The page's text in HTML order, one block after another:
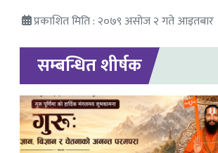
प्रकाशित मिति : २०७९ असोज २ गते आइतबार
सम्बन्धित शीर्षक